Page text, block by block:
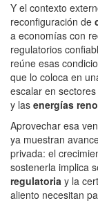
Y el contexto
reconfiguración de
a economías con
regulatorios
reúne esas
que lo coloca en
escalar en
y las energías
Aprovechar esa
ya muestran
privada: el
sostenerla implica
regulatoria y la
aliento necesitan